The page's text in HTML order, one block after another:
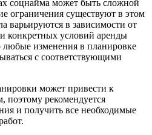
соцнайма может быть сложной
ограничения существуют в этом
варьируются в зависимости от
и конкретных условий аренды
изменения в планировке
с соответствующими
может привести к
поэтому рекомендуется
и получить все необходимые